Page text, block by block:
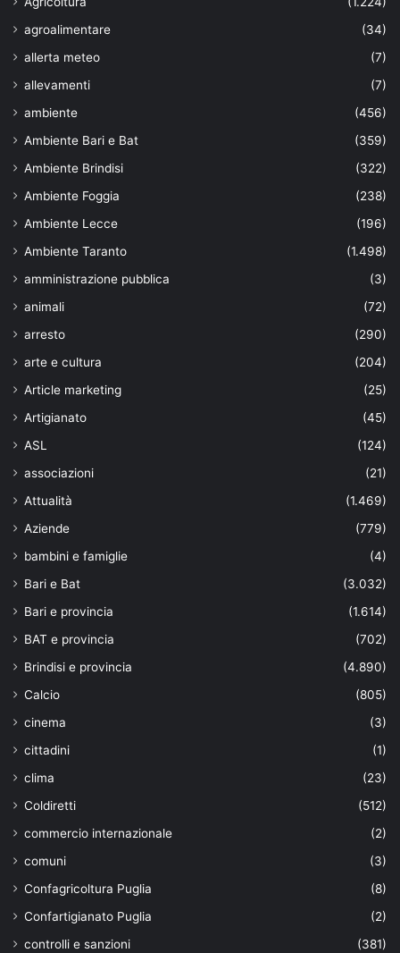
agroalimentare
(34)
allerta meteo
(7)
allevamenti
(7)
ambiente
(456)
Ambiente Bari e Bat
(359)
Ambiente Brindisi
(322)
Ambiente Foggia
(238)
Ambiente Lecce
(196)
Ambiente Taranto
(1.498)
amministrazione pubblica
(3)
animali
(72)
arresto
(290)
arte e cultura
(204)
Article marketing
(25)
Artigianato
(45)
ASL
(124)
associazioni
(21)
Attualità
(1.469)
Aziende
(779)
bambini e famiglie
(4)
Bari e Bat
(3.032)
Bari e provincia
(1.614)
BAT e provincia
(702)
Brindisi e provincia
(4.890)
Calcio
(805)
cinema
(3)
cittadini
(1)
clima
(23)
Coldiretti
(512)
commercio internazionale
(2)
comuni
(3)
Confagricoltura Puglia
(8)
Confartigianato Puglia
(2)
controlli e sanzioni
(381)